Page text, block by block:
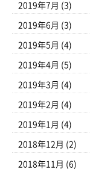
2019年7月 (3)
2019年6月 (3)
2019年5月 (4)
2019年4月 (5)
2019年3月 (4)
2019年2月 (4)
2019年1月 (4)
2018年12月 (2)
2018年11月 (6)